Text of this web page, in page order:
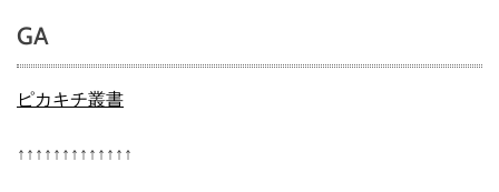
GA
ピカキチ叢書
↑↑↑↑↑↑↑↑↑↑↑↑↑